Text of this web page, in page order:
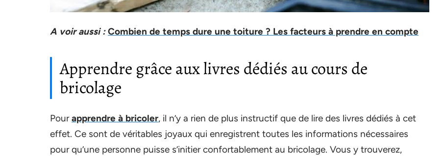
A voir aussi : Combien de temps dure une toiture ? Les facteurs à prendre en compte
Apprendre grâce aux livres dédiés au cours de
bricolage
Pourapprendre à bricoler, il n’y a rien de plus instructif que de lire des livres dédiés à cet
effet. Ce sont de véritables joyaux qui enregistrent toutes les informations nécessaires
pour qu’une personne puisse s’initier confortablement au bricolage. Vous y trouverez,